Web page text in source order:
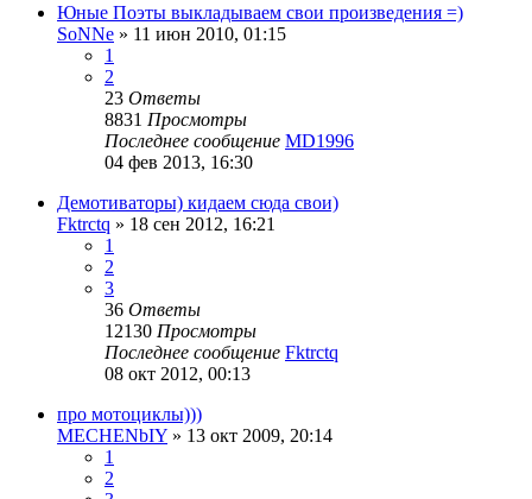
Юные Поэты выкладываем свои произведения =)
SoNNe » 11 июн 2010, 01:15
1
2
23 Ответы
8831 Просмотры
Последнее сообщение MD1996
04 фев 2013, 16:30
Демотиваторы) кидаем сюда свои)
Fktrctq » 18 сен 2012, 16:21
1
2
3
36 Ответы
12130 Просмотры
Последнее сообщение Fktrctq
08 окт 2012, 00:13
про мотоциклы)))
MECHENbIY » 13 окт 2009, 20:14
1
2